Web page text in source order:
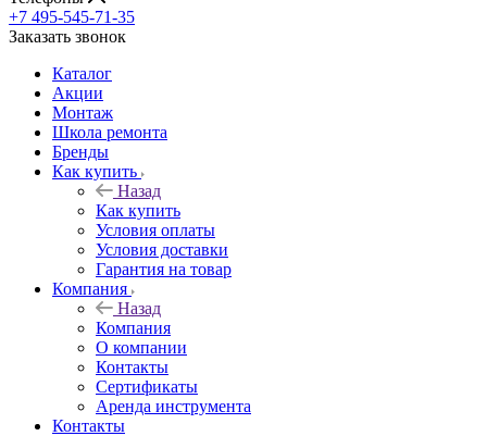
+7 495-545-71-35
Заказать звонок
Каталог
Акции
Монтаж
Школа ремонта
Бренды
Как купить
Назад
Как купить
Условия оплаты
Условия доставки
Гарантия на товар
Компания
Назад
Компания
О компании
Контакты
Сертификаты
Аренда инструмента
Контакты